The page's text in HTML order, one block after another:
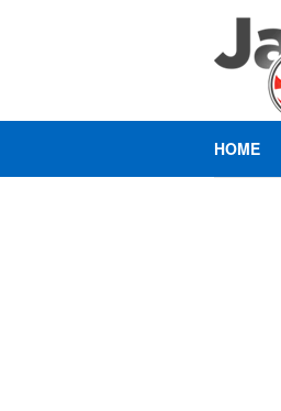
HOME